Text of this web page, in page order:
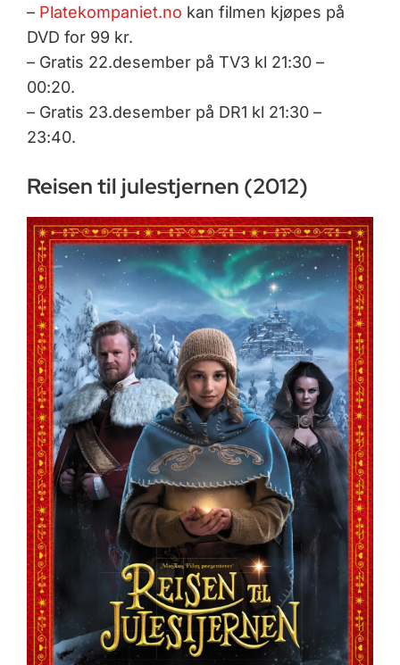
– Platekompaniet.no kan filmen kjøpes på
DVD for 99 kr.
– Gratis 22.desember på TV3 kl 21:30 –
00:20.
– Gratis 23.desember på DR1 kl 21:30 –
23:40.
Reisen til julestjernen (2012)